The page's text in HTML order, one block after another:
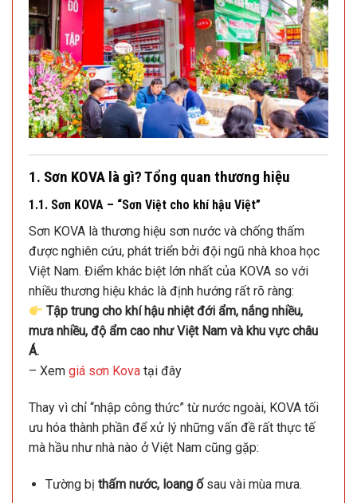
1. Sơn KOVA là gì? Tổng quan thương hiệu
1.1. Sơn KOVA – “Sơn Việt cho khí hậu Việt”
Sơn KOVA là thương hiệu sơn nước và chống thấm
được nghiên cứu, phát triển bởi đội ngũ nhà khoa học
Việt Nam. Điểm khác biệt lớn nhất của KOVA so với
nhiều thương hiệu khác là định hướng rất rõ ràng:
Tập trung cho khí hậu nhiệt đới ẩm, nắng nhiều,
mưa nhiều, độ ẩm cao như Việt Nam và khu vực châu
Á.
– Xem giá sơn Kova tại đây
Thay vì chỉ “nhập công thức” từ nước ngoài, KOVA tối
ưu hóa thành phần để xử lý những vấn đề rất thực tế
mà hầu như nhà nào ở Việt Nam cũng gặp:
Tường bị thấm nước, loang ốsau vài mùa mưa.